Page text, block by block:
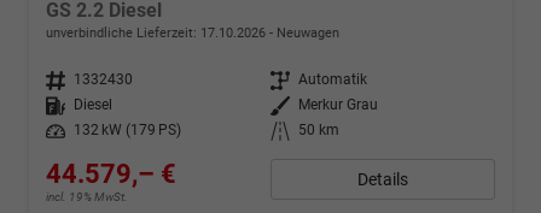
GS 2.2 Diesel
unverbindliche Lieferzeit: 17.10.2026 Neuwagen
Fahrzeugnr. 1332430 Getriebe Automatik
Kraftstoff
Diesel Außenfarbe
Merkur Grau
Leistung
132 kW (179 PS) Kilometerstand 50 km
44.579,– €
incl. 19% MwSt.
Details